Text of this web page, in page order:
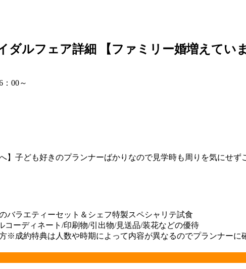
ダルフェア詳細 【ファミリー婚増えてい
：00～
】子ども好きのプランナーばかりなので見学時も周りを気にせ
バラエティーセット＆シェフ特製スペシャリテ試食
コーディネート/印刷物/引出物/見送品/装花などの優待
※成約特典は人数や時期によって内容が異なるのでプランナーに